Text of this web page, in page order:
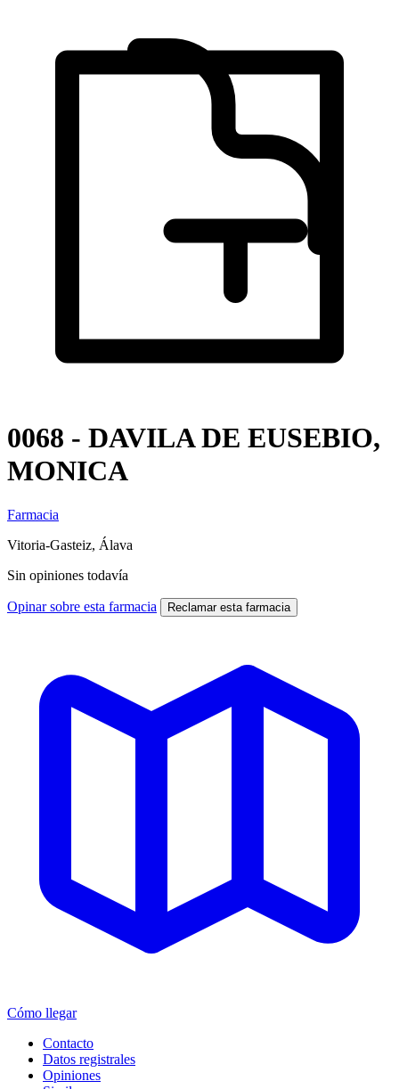
0068 - DAVILA DE EUSEBIO,
MONICA
Farmacia
Vitoria-Gasteiz, Álava
Sin opiniones todavía
Opinar sobre esta farmacia Reclamar esta farmacia
Cómo llegar
Contacto
Datos registrales
Opiniones